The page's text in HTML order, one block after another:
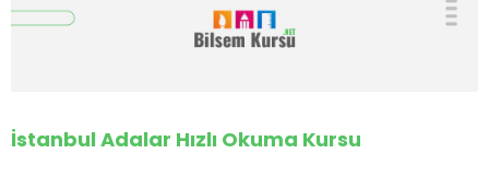
İstanbul Adalar Hızlı Okuma Kursu